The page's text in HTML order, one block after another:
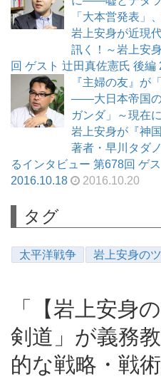
「大本営発表」
岩上安身が近現
訊く！～岩上安
回 ゲスト 辻田真佐憲氏 後編
『主婦の友』が
――大日本帝国の
ガンダ」～現在
岩上安身が『神
著者・早川タダ
るインタビュー 第678回 ゲ
2016.10.18
2016.10.20
タグ
太平洋戦争 岩上安身の
「【岩上安身
剣道」が義務
的な戦略・戦